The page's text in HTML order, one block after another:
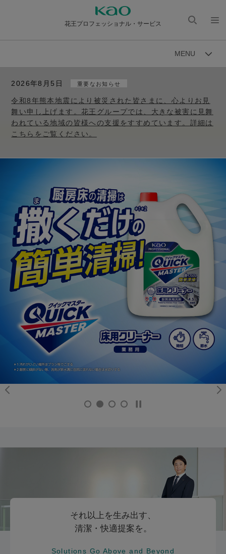
花王プロフェッショナル・サービス
く
MENU
2026年8月5日 重要なお知らせ
令和8年熊本地震により被災された皆さまに、心よりお見
舞い申し上げます。花王グループでは、大きな被害に見舞
われている地域の皆様への支援をすすめています。詳細は
こちらをご覧ください。
それ以上を生み出す、
清潔・快適提案を。
Solutions Go Above and Beyond